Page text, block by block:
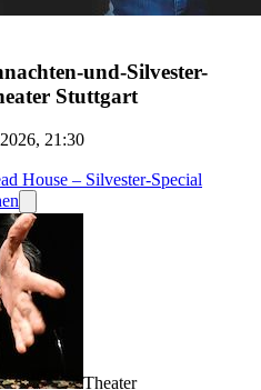
und-Silvester-
Stuttgart
21:30
House – Silvester-Special
Theater